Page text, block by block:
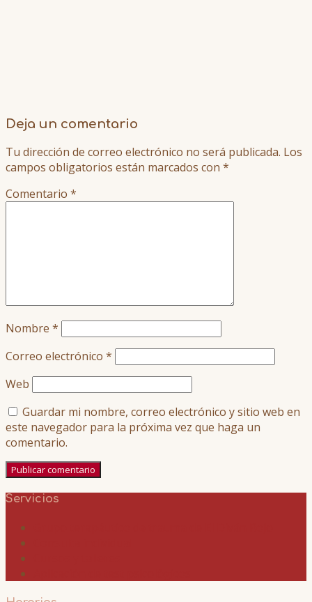
Deja un comentario
Tu dirección de correo electrónico no será publicada. Los
campos obligatorios están marcados con *
Comentario *
Nombre *
Correo electrónico *
Web
Guardar mi nombre, correo electrónico y sitio web en
este navegador para la próxima vez que haga un
comentario.
Servicios